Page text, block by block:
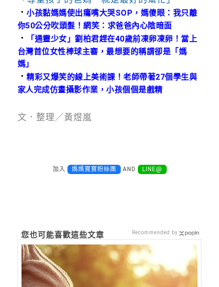
．小孩黏媽媽使出癟嘴大哭SOP，媽傻眼：我只離
你50公分吹頭髮！網笑：求爸爸內心陰暗面
．
「通靈少女」劉柏君趕在40歲前凍卵凍卵！當上
台灣首位女性棒球主審，最想要的稱謂卻是「媽
媽」
．精彩又爆笑的線上美術課！老師帶著27個學生與
家人完成仿畫攝影作業，小孩個個是戲精
文．整理／黃煜嵐
加入 媽媽寶寶粉絲團 AND LINE@
您也可能喜歡這些文章 Recommended by